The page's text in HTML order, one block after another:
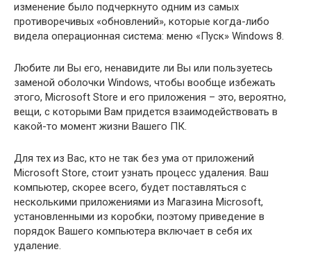
изменение было подчеркнуто одним из самых
противоречивых «обновлений», которые когда-либо
видела операционная система: меню «Пуск» Windows 8.
Любите ли Вы его, ненавидите ли Вы или пользуетесь
заменой оболочки Windows, чтобы вообще избежать
этого, Microsoft Store и его приложения – это, вероятно,
вещи, с которыми Вам придется взаимодействовать в
какой-то момент жизни Вашего ПК.
Для тех из Вас, кто не так без ума от приложений
Microsoft Store, стоит узнать процесс удаления. Ваш
компьютер, скорее всего, будет поставляться с
несколькими приложениями из Магазина Microsoft,
установленными из коробки, поэтому приведение в
порядок Вашего компьютера включает в себя их
удаление.